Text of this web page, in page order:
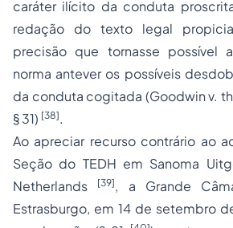
caráter ilícito da conduta
redação do texto legal
precisão que tornasse possível
norma antever os possíveis
da conduta cogitada (Goodwin v.
§ 31) [38].
Ao apreciar recurso contrário ao
Seção do TEDH em Sanoma
Netherlands
[39], a Grande
Estrasburgo, em 14 de setembro